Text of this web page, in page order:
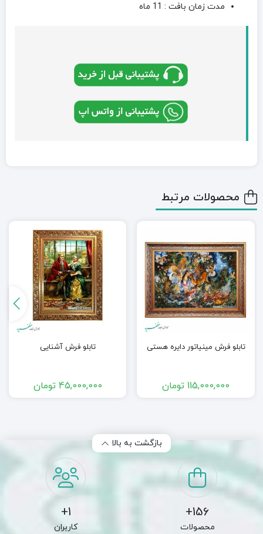
مدت زمان بافت : 11 ماه
محصولات مرتبط
تابلو فرش مینیاتور دایره هستی
115,000,000 تومان
تابلو فرش آشنایی
45,000,000 تومان
بازگشت به بالا
156+
محصولات
1+
کاربران